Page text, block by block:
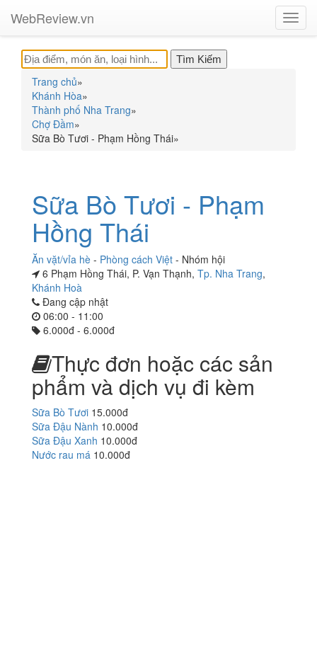
WebReview.vn
Trang chủ»
Khánh Hòa»
Thành phố Nha Trang»
Chợ Đầm»
Sữa Bò Tươi - Phạm Hồng Thái»
Sữa Bò Tươi - Phạm
Hồng Thái
Ăn vặt/vỉa hè - Phòng cách Việt - Nhóm hội
6 Phạm Hồng Thái, P. Vạn Thạnh, Tp. Nha Trang,
Khánh Hoà
Đang cập nhật
06:00 - 11:00
6.000đ - 6.000đ
Thực đơn hoặc các sản
phẩm và dịch vụ đi kèm
Sữa Bò Tươi 15.000đ
Sữa Đậu Nành 10.000đ
Sữa Đậu Xanh 10.000đ
Nước rau má 10.000đ